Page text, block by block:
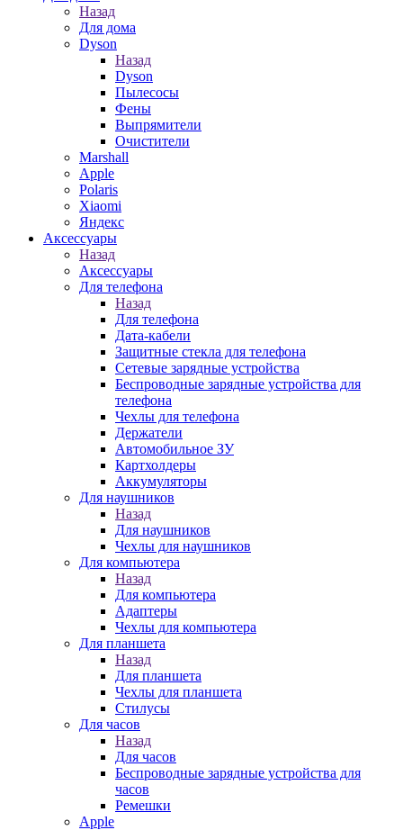
Назад
Для дома
Dyson
Назад
Dyson
Пылесосы
Фены
Выпрямители
Очистители
Marshall
Apple
Polaris
Xiaomi
Яндекс
Аксессуары
Назад
Аксессуары
Для телефона
Назад
Для телефона
Дата-кабели
Защитные стекла для телефона
Сетевые зарядные устройства
Беспроводные зарядные устройства для
телефона
Чехлы для телефона
Держатели
Автомобильное ЗУ
Картхолдеры
Аккумуляторы
Для наушников
Назад
Для наушников
Чехлы для наушников
Для компьютера
Назад
Для компьютера
Адаптеры
Чехлы для компьютера
Для планшета
Назад
Для планшета
Чехлы для планшета
Стилусы
Для часов
Назад
Для часов
Беспроводные зарядные устройства для
часов
Ремешки
Apple